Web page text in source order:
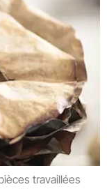
travaillées